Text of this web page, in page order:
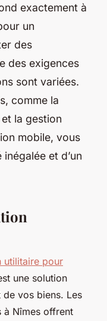
exactement à
un
des
des exigences
sont variées.
comme la
la gestion
mobile, vous
et d’un
utilitaire pour
une solution
vos biens. Les
à Nîmes offrent